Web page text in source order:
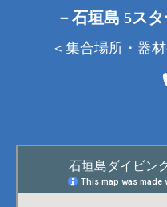
－石垣島 5ス
＜集合場所・器